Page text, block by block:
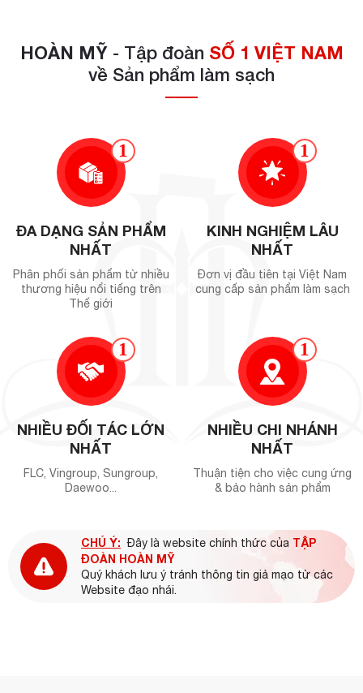
HOÀN MỸ- Tập đoàn SỐ 1 VIỆT NAM
về Sản phẩm làm sạch
1
ĐA DẠNG SẢN PHẨM
NHẤT
Phân phối sản phẩm từ nhiều
thương hiệu nổi tiếng trên
Thế giới
1
KINH NGHIỆM LÂU
NHẤT
Đơn vị đầu tiên tại Việt Nam
cung cấp sản phẩm làm sạch
1
NHIỀU ĐỐI TÁC LỚN
NHẤT
FLC, Vingroup, Sungroup,
Daewoo...
1
NHIỀU CHI NHÁNH
NHẤT
Thuận tiện cho việc cung ứng
& bảo hành sản phẩm
CHÚ Ý: Đây là website chính thức của TẬP
ĐOÀN HOÀN MỸ
Quý khách lưu ý tránh thông tin giả mạo từ các
Website đạo nhái.